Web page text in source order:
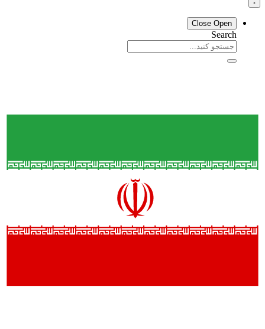
Close Open
Search